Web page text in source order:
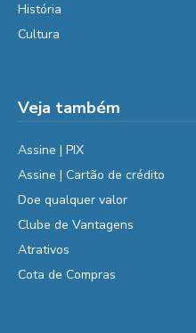
História
Cultura
Veja também
Assine | PIX
Assine | Cartão de crédito
Doe qualquer valor
Clube de Vantagens
Atrativos
Cota de Compras